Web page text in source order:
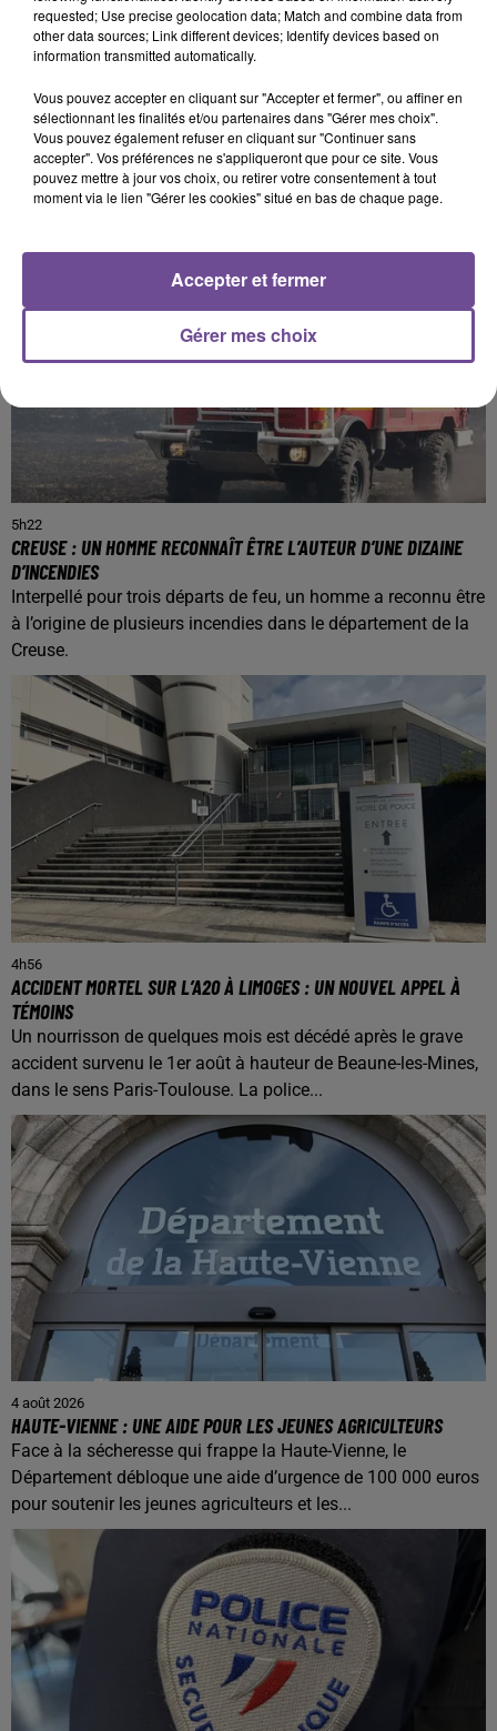
PRÈS DE CHEZ VOUS
5h22
CREUSE : UN HOMME RECONNAÎT ÊTRE L’AUTEUR D’UNE DIZAINE
D’INCENDIES
Interpellé pour trois départs de feu, un homme a reconnu être
à l’origine de plusieurs incendies dans le département de la
Creuse.
4h56
ACCIDENT MORTEL SUR L’A20 À LIMOGES : UN NOUVEL APPEL À
TÉMOINS
Un nourrisson de quelques mois est décédé après le grave
accident survenu le 1er août à hauteur de Beaune-les-Mines,
dans le sens Paris-Toulouse. La police...
4 août 2026
HAUTE-VIENNE : UNE AIDE POUR LES JEUNES AGRICULTEURS
Face à la sécheresse qui frappe la Haute-Vienne, le
Département débloque une aide d’urgence de 100 000 euros
pour soutenir les jeunes agriculteurs et les...
requested; Use precise geolocation data; Match and combine data from
other data sources; Link different devices; Identify devices based on
information transmitted automatically.
Vous pouvez accepter en cliquant sur "Accepter et fermer", ou affiner en
sélectionnant les finalités et/ou partenaires dans "Gérer mes choix".
Vous pouvez également refuser en cliquant sur "Continuer sans
accepter". Vos préférences ne s'appliqueront que pour ce site. Vous
pouvez mettre à jour vos choix, ou retirer votre consentement à tout
moment via le lien "Gérer les cookies" situé en bas de chaque page.
Gérer mes choix
Accepter et fermer